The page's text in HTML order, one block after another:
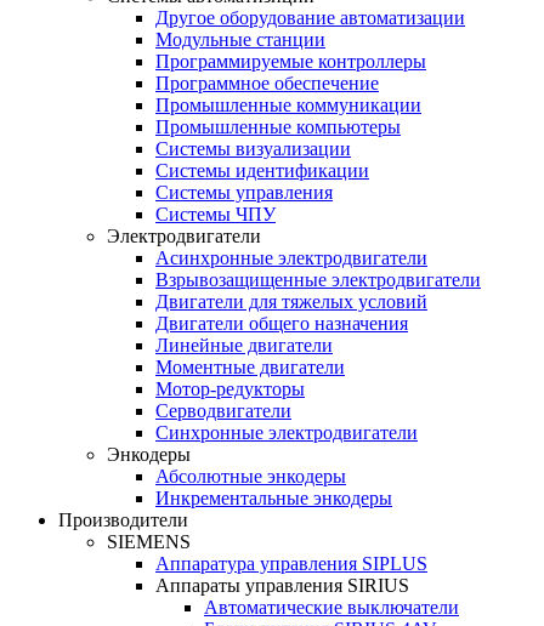
Другое оборудование автоматизации
Модульные станции
Программируемые контроллеры
Программное обеспечение
Промышленные коммуникации
Промышленные компьютеры
Системы визуализации
Системы идентификации
Системы управления
Системы ЧПУ
Электродвигатели
Асинхронные электродвигатели
Взрывозащищенные электродвигатели
Двигатели для тяжелых условий
Двигатели общего назначения
Линейные двигатели
Моментные двигатели
Мотор-редукторы
Серводвигатели
Синхронные электродвигатели
Энкодеры
Абсолютные энкодеры
Инкрементальные энкодеры
Производители
SIEMENS
Аппаратура управления SIPLUS
Аппараты управления SIRIUS
Автоматические выключатели